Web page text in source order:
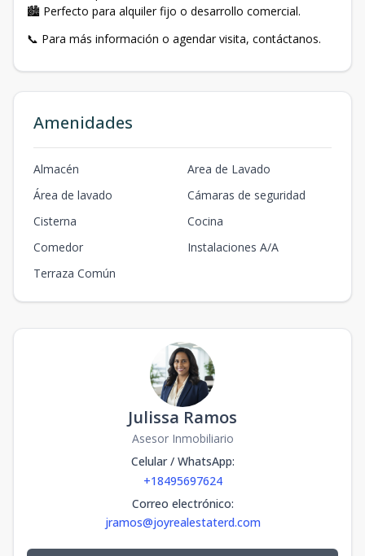
🏙️ Perfecto para alquiler fijo o desarrollo comercial.
📞 Para más información o agendar visita, contáctanos.
Amenidades
Almacén
Area de Lavado
Área de lavado
Cámaras de seguridad
Cisterna
Cocina
Comedor
Instalaciones A/A
Terraza Común
Julissa Ramos
Asesor Inmobiliario
Celular / WhatsApp:
+18495697624
Correo electrónico:
jramos@joyrealestaterd.com